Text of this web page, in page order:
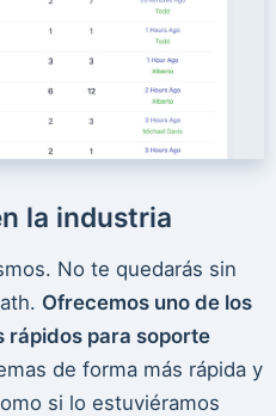
la industria
No te quedarás sin
Ofrecemos uno de los
rápidos para soporte
de forma más rápida y
si lo estuviéramos